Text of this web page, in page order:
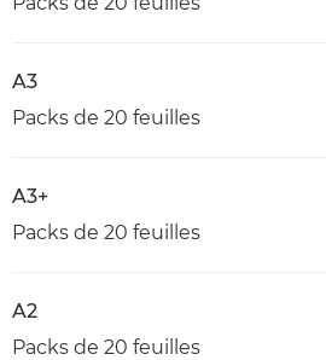
A3
Packs de 20 feuilles
A3+
Packs de 20 feuilles
A2
Packs de 20 feuilles